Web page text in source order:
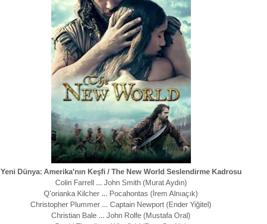
Yeni Dünya: Amerika'nın Keşfi / The New World Seslendirme Kadrosu
Colin Farrell ... John Smith (Murat Aydın)
Q'orianka Kilcher ... Pocahontas (İrem Alnıaçık)
Christopher Plummer ... Captain Newport (Ender Yiğitel)
Christian Bale ... John Rolfe (Mustafa Oral)